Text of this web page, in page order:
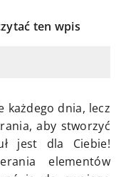
ten wpis
każdego dnia, lecz
aby stworzyć
jest dla Ciebie!
elementów